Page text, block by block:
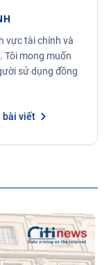
vực tài chính và
Tôi mong muốn
sử dụng đồng
bài viết